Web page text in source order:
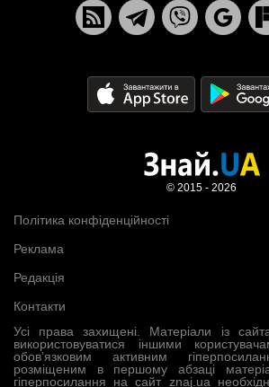
Усі права захищені. Матеріали із
використовуватися іншими
обов’язковим активним
розміщеним в першому абзаці
гіперпосилання на сайт znaj.ua
Політика конфіденційності
Реклама
Редакція
Контакти
© 2015 - 2026